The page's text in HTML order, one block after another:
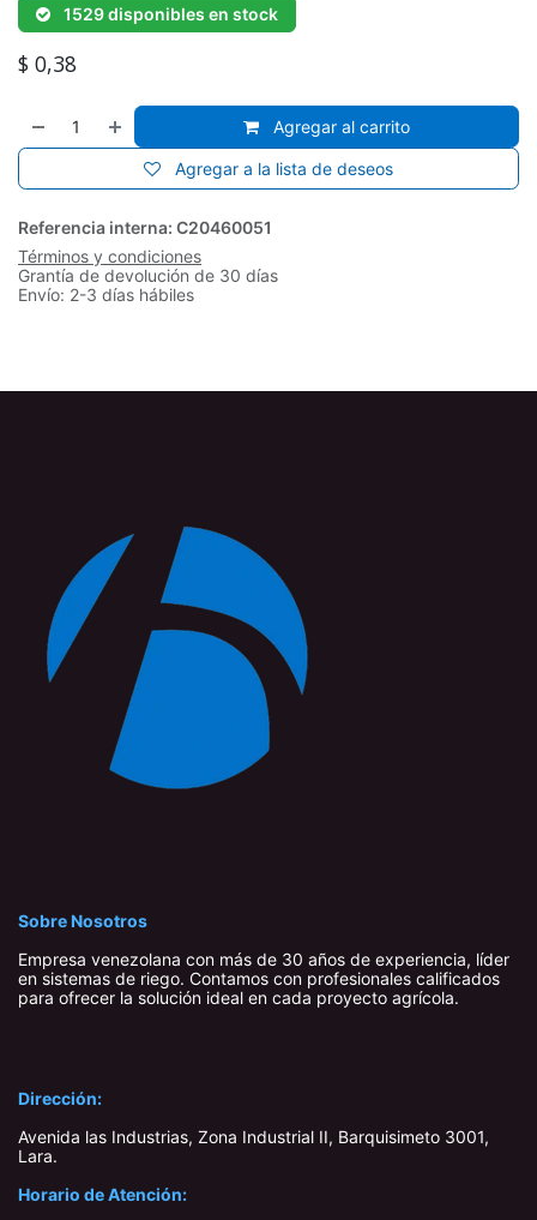
1529 disponibles en stock
$ 0,38
Agregar al carrito
Agregar a la lista de deseos
Referencia interna: C20460051
Términos y condiciones
Grantía de devolución de 30 días
Envío: 2-3 días hábiles
Sobre Nosotros
Empresa venezolana con más de 30 años de experiencia, líder
en sistemas de riego. Contamos con profesionales calificados
para ofrecer la solución ideal en cada proyecto agrícola.
Dirección:
Avenida las Industrias, Zona Industrial II, Barquisimeto 3001,
Lara​.
Horario de Atención: